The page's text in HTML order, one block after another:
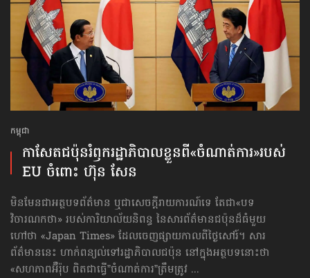
កម្ពុជា
កាសែតជប៉ុន​រំឭក​រដ្ឋាភិបាល​ខ្លួនពី​«ចំណាត់ការ»​របស់
EU ចំពោះ​ ហ៊ុន សែន
មិនមែនជាអត្ថបទព័ត៌មាន ឬជាសេចក្ដីរាយការណ៍ទេ តែជា«បទ
វិចារណកថា» របស់ការិយាល័យនិពន្ធ នៃសារព័ត៌មានជប៉ុនដ៏ធំមួយ
ហៅថា «Japan Times» ដែលចេញផ្សាយកាលពីថ្ងៃសៅរ៍។ សារ
ព័ត៌មាននេះ ហាក់ពន្យល់ទៅរដ្ឋាភិបាលជប៉ុន នៅក្នុងអត្ថបទនោះថា
«សហភាពអ៊ឺរ៉ុប ពិតជាធ្វើ”ចំណាត់ការ”ត្រឹមត្រូវ ...